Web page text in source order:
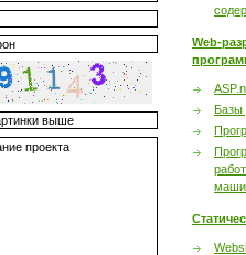
Web-
Базы